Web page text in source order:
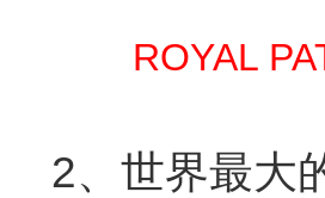
ROYAL
2、世界最大